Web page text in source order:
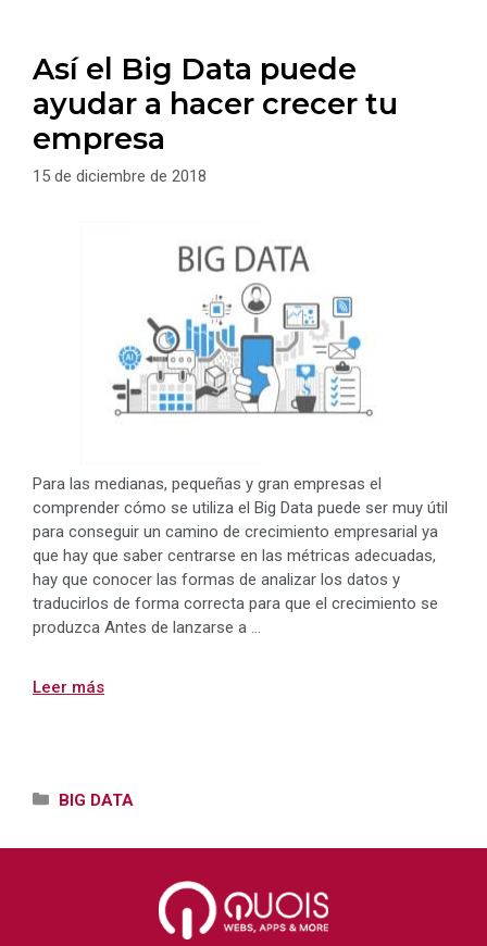
Así el Big Data puede
ayudar a hacer crecer tu
empresa
15 de diciembre de 2018
Para las medianas, pequeñas y gran empresas el
comprender cómo se utiliza el Big Data puede ser muy útil
para conseguir un camino de crecimiento empresarial ya
que hay que saber centrarse en las métricas adecuadas,
hay que conocer las formas de analizar los datos y
traducirlos de forma correcta para que el crecimiento se
produzca Antes de lanzarse a …
Leer más
Categorías
BIG DATA